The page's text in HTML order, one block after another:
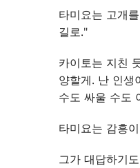
타미요는 고개
길로."
카이토는 지친
양할게. 난 인생
수도 싸울 수도
타미요는 감흥
그가 대답하기